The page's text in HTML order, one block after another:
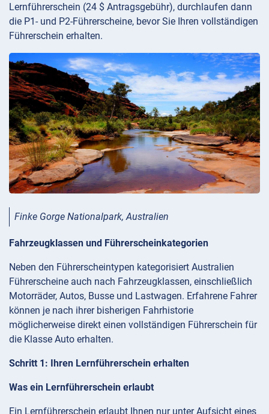
Lernführerschein (24 $ Antragsgebühr), durchlaufen dann
die P1- und P2-Führerscheine, bevor Sie Ihren vollständigen
Führerschein erhalten.
Finke Gorge Nationalpark, Australien
Fahrzeugklassen und Führerscheinkategorien
Neben den Führerscheintypen kategorisiert Australien
Führerscheine auch nach Fahrzeugklassen, einschließlich
Motorräder, Autos, Busse und Lastwagen. Erfahrene Fahrer
können je nach ihrer bisherigen Fahrhistorie
möglicherweise direkt einen vollständigen Führerschein für
die Klasse Auto erhalten.
Schritt 1: Ihren Lernführerschein erhalten
Was ein Lernführerschein erlaubt
Ein Lernführerschein erlaubt Ihnen nur unter Aufsicht eines